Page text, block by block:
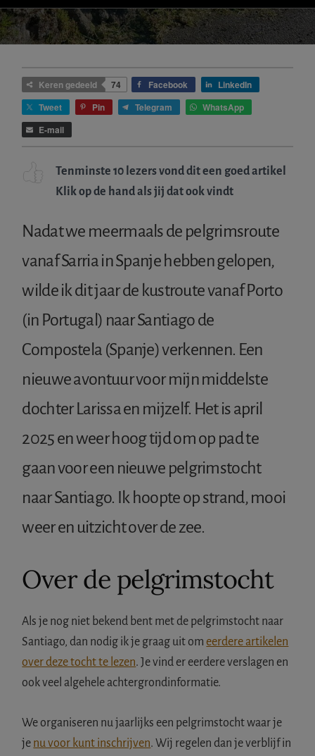
IETS
FOUT?
Keren gedeeld 74 Facebook
LinkedIn
Tweet
Pin Telegram
WhatsApp
E-mail
Tenminste 10 lezers vond dit een goed artikel
Klik op de hand als jij dat ook vindt
Nadat we meermaals de pelgrimsroute
vanaf Sarria in Spanje hebben gelopen,
wilde ik dit jaar de kustroute vanaf Porto
(in Portugal) naar Santiago de
Compostela (Spanje) verkennen. Een
nieuwe avontuur voor mijn middelste
dochter Larissa en mijzelf. Het is april
2025 en weer hoog tijd om op pad te
gaan voor een nieuwe pelgrimstocht
naar Santiago. Ik hoopte op strand, mooi
weer en uitzicht over de zee.
Over de pelgrimstocht
Als je nog niet bekend bent met de pelgrimstocht naar
Santiago, dan nodig ik je graag uit omeerdere artikelen
over deze tocht te lezen. Je vind er eerdere verslagen en
ook veel algehele achtergrondinformatie.
We organiseren nu jaarlijks een pelgrimstocht waar je
je nu voor kunt inschrijven. Wij regelen dan je verblijf in